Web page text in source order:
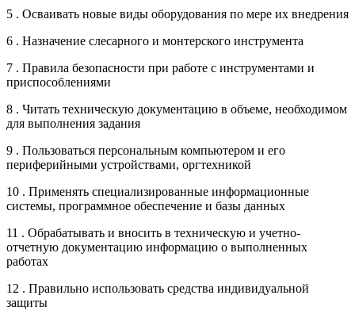
5 . Осваивать новые виды оборудования по мере их внедрения
6 . Назначение слесарного и монтерского инструмента
7 . Правила безопасности при работе с инструментами и
приспособлениями
8 . Читать техническую документацию в объеме, необходимом
для выполнения задания
9 . Пользоваться персональным компьютером и его
периферийными устройствами, оргтехникой
10 . Применять специализированные информационные
системы, программное обеспечение и базы данных
11 . Обрабатывать и вносить в техническую и учетно-
отчетную документацию информацию о выполненных
работах
12 . Правильно использовать средства индивидуальной
защиты